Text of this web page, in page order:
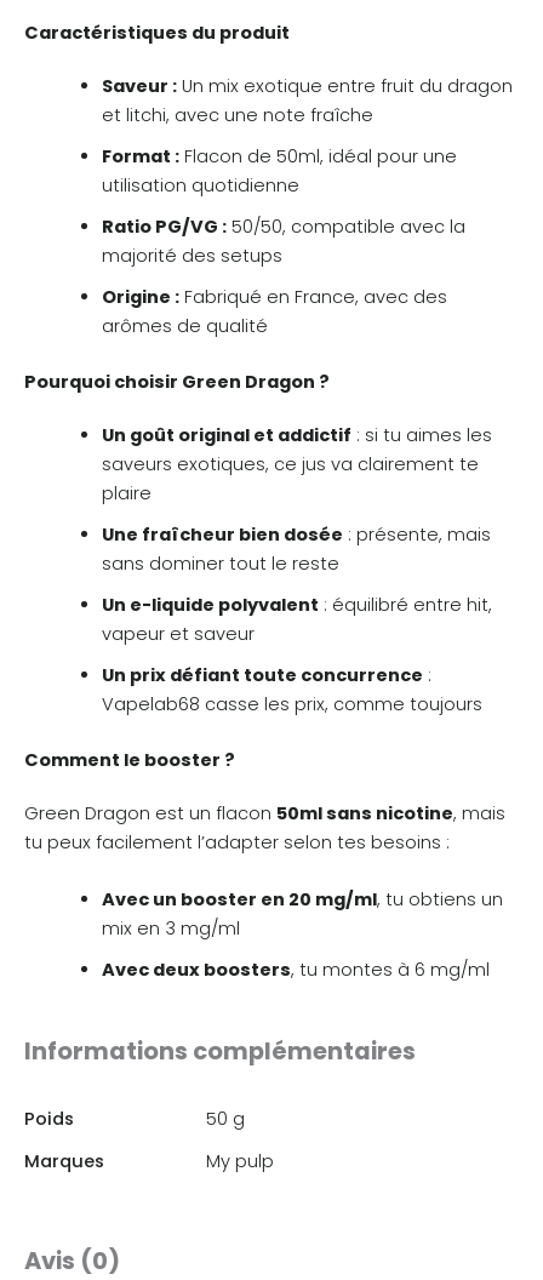
Caractéristiques du produit
Saveur :Un mix exotique entre fruit du dragon
et litchi, avec une note fraîche
Format :Flacon de 50ml, idéal pour une
utilisation quotidienne
Ratio PG/VG :50/50, compatible avec la
majorité des setups
Origine :Fabriqué en France, avec des
arômes de qualité
Pourquoi choisir Green Dragon ?
Un goût original et addictif : si tu aimes les
saveurs exotiques, ce jus va clairement te
plaire
Une fraîcheur bien dosée : présente, mais
sans dominer tout le reste
Un e-liquide polyvalent : équilibré entre hit,
vapeur et saveur
Un prix défiant toute concurrence :
Vapelab68 casse les prix, comme toujours
Comment le booster ?
Green Dragon est un flacon 50ml sans nicotine, mais
tu peux facilement l’adapter selon tes besoins :
Avec un booster en 20 mg/ml, tu obtiens un
mix en 3 mg/ml
Avec deux boosters, tu montes à 6 mg/ml
Informations complémentaires
Poids
50 g
Marques
My pulp
Avis (0)